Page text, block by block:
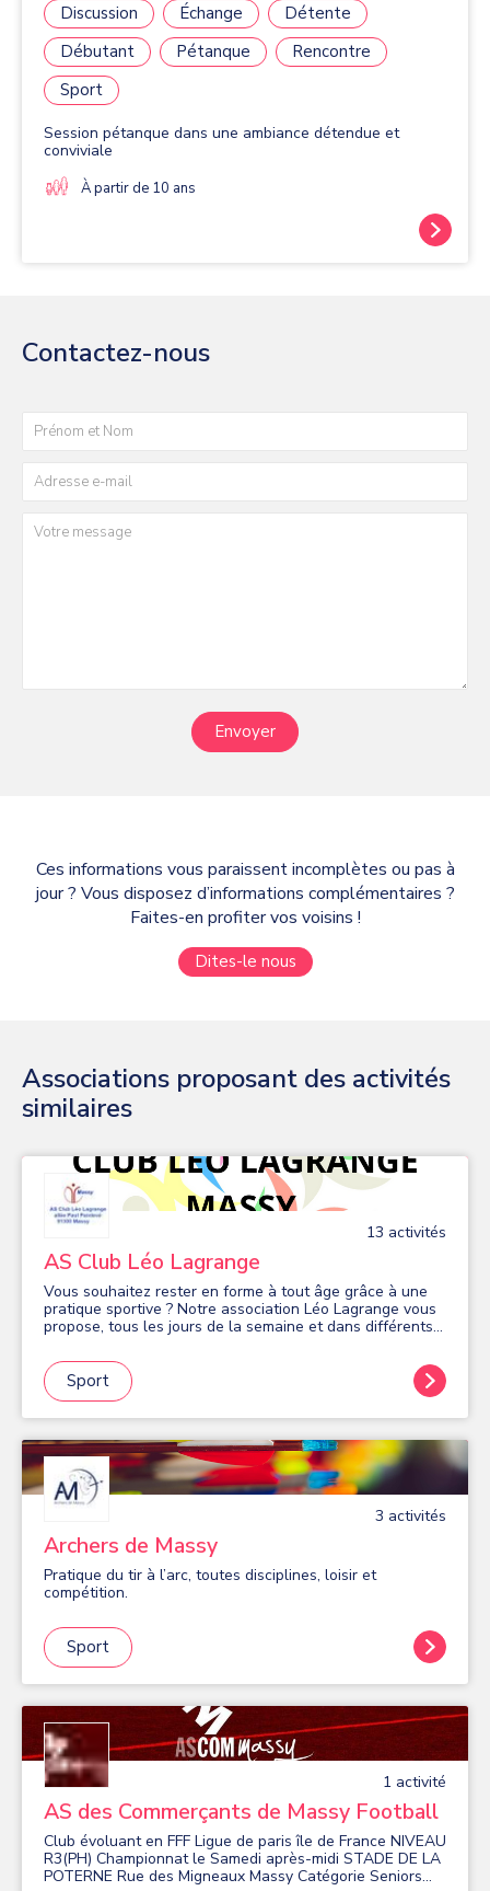
Discussion Échange
Détente
Débutant
Pétanque
Rencontre
Sport
Session pétanque dans une ambiance détendue et
conviviale
À partir de 10 ans
Contactez-nous
Envoyer
Ces informations vous paraissent incomplètes ou pas à
jour ? Vous disposez d’informations complémentaires ?
Faites-en profiter vos voisins !
Dites-le nous
Associations proposant des activités
similaires
13 activités
AS Club Léo Lagrange
Vous souhaitez rester en forme à tout âge grâce à une
pratique sportive ? Notre association Léo Lagrange vous
propose, tous les jours de la semaine et dans différents
salle: gym douce et d'entretien, Fitness, Pilates,
renforcement musculaire, stretching, relaxation détente.
En extérieur: marche nordique, randonnées, gym plein air,
marche active, bungy pump. Venez nous rejoindre, vous
par des animateurs professionnels et expérimentés.
Organisation de mini-stages en cours d'année.
Sport
3 activités
Archers de Massy
Pratique du tir à l’arc, toutes disciplines, loisir et
compétition.
Sport
1 activité
AS des Commerçants de Massy Football
Club évoluant en FFF Ligue de paris île de France NIVEAU
R3(PH) Championnat le Samedi après-midi STADE DE LA
POTERNE Rue des Migneaux Massy Catégorie Seniors